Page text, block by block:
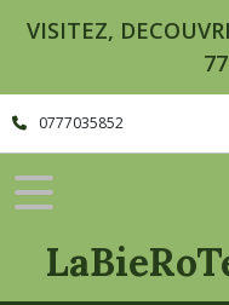
VISITEZ,
0777035852